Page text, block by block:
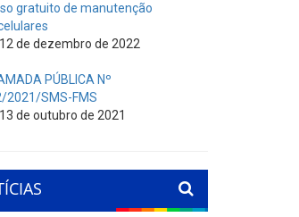
gratuito de manutenção
12 de dezembro de 2022
PÚBLICA Nº
2021/SMS-FMS
13 de outubro de 2021